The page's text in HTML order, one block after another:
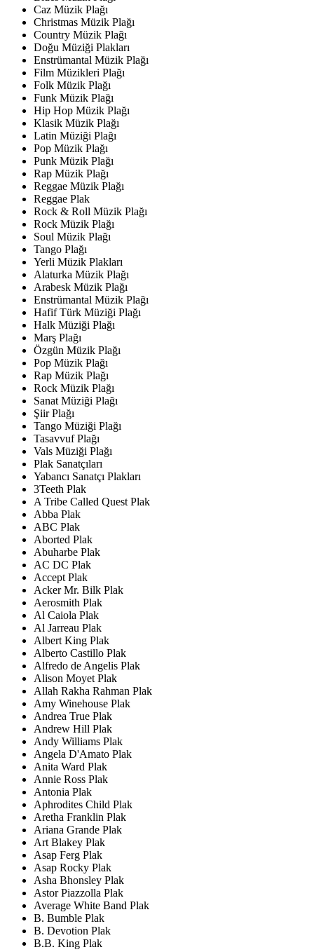
Caz Müzik Plağı
Christmas Müzik Plağı
Country Müzik Plağı
Doğu Müziği Plakları
Enstrümantal Müzik Plağı
Film Müzikleri Plağı
Folk Müzik Plağı
Funk Müzik Plağı
Hip Hop Müzik Plağı
Klasik Müzik Plağı
Latin Müziği Plağı
Pop Müzik Plağı
Punk Müzik Plağı
Rap Müzik Plağı
Reggae Müzik Plağı
Reggae Plak
Rock & Roll Müzik Plağı
Rock Müzik Plağı
Soul Müzik Plağı
Tango Plağı
Yerli Müzik Plakları
Alaturka Müzik Plağı
Arabesk Müzik Plağı
Enstrümantal Müzik Plağı
Hafif Türk Müziği Plağı
Halk Müziği Plağı
Marş Plağı
Özgün Müzik Plağı
Pop Müzik Plağı
Rap Müzik Plağı
Rock Müzik Plağı
Sanat Müziği Plağı
Şiir Plağı
Tango Müziği Plağı
Tasavvuf Plağı
Vals Müziği Plağı
Plak Sanatçıları
Yabancı Sanatçı Plakları
3Teeth Plak
A Tribe Called Quest Plak
Abba Plak
ABC Plak
Aborted Plak
Abuharbe Plak
AC DC Plak
Accept Plak
Acker Mr. Bilk Plak
Aerosmith Plak
Al Caiola Plak
Al Jarreau Plak
Albert King Plak
Alberto Castillo Plak
Alfredo de Angelis Plak
Alison Moyet Plak
Allah Rakha Rahman Plak
Amy Winehouse Plak
Andrea True Plak
Andrew Hill Plak
Andy Williams Plak
Angela D'Amato Plak
Anita Ward Plak
Annie Ross Plak
Antonia Plak
Aphrodites Child Plak
Aretha Franklin Plak
Ariana Grande Plak
Art Blakey Plak
Asap Ferg Plak
Asap Rocky Plak
Asha Bhonsley Plak
Astor Piazzolla Plak
Average White Band Plak
B. Bumble Plak
B. Devotion Plak
B.B. King Plak